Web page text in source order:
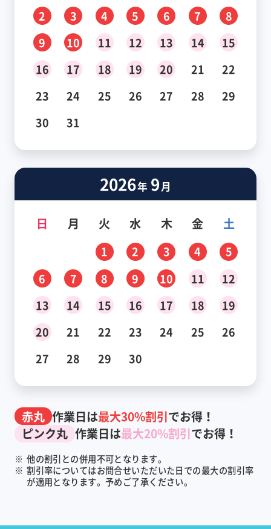
2
3 4 5 6 7
8
9
10 11 12 13 14
15
16
17 18 19 20 21
22
23
24 25 26 27 28
29
30
31
2026年 9月
日 月 火 水 木 金 土
1 2 3 4
5
6
7 8 9 10 11
12
13
14 15 16 17 18
19
20
21 22 23 24 25
26
27
28 29 30
赤丸 作業日は最大30%割引でお得！
ピンク丸 作業日は最大20%割引でお得！
※ 他の割引との併用不可となります。
※ 割引率についてはお問合せいただいた日での最大の割引率
が適用となります。予めご了承ください。